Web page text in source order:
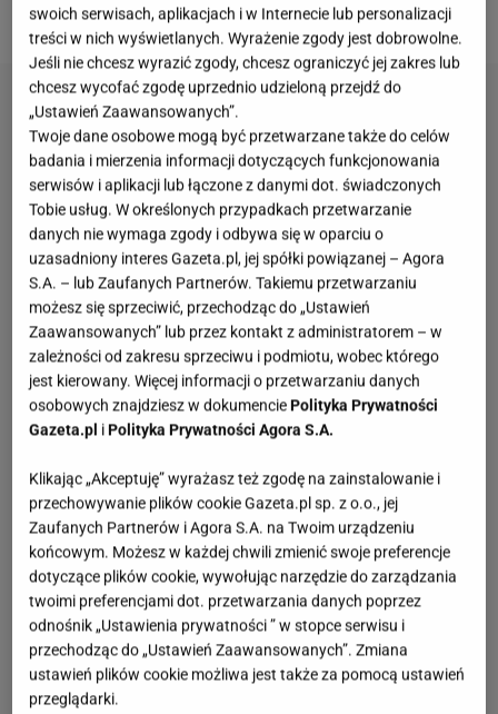
przedziału wiekowego.
swoich serwisach, aplikacjach i w Internecie lub personalizacji
treści w nich wyświetlanych. Wyrażenie zgody jest dobrowolne.
Jeśli nie chcesz wyrazić zgody, chcesz ograniczyć jej zakres lub
chcesz wycofać zgodę uprzednio udzieloną przejdź do
„Ustawień Zaawansowanych”.
Twoje dane osobowe mogą być przetwarzane także do celów
badania i mierzenia informacji dotyczących funkcjonowania
serwisów i aplikacji lub łączone z danymi dot. świadczonych
Tobie usług. W określonych przypadkach przetwarzanie
danych nie wymaga zgody i odbywa się w oparciu o
uzasadniony interes Gazeta.pl, jej spółki powiązanej – Agora
S.A. – lub Zaufanych Partnerów. Takiemu przetwarzaniu
możesz się sprzeciwić, przechodząc do „Ustawień
Zaawansowanych” lub przez kontakt z administratorem – w
zależności od zakresu sprzeciwu i podmiotu, wobec którego
jest kierowany. Więcej informacji o przetwarzaniu danych
osobowych znajdziesz w dokumenciePolityka Prywatności
Gazeta.pl iPolityka Prywatności Agora S.A.
Klikając „Akceptuję” wyrażasz też zgodę na zainstalowanie i
przechowywanie plików cookie Gazeta.pl sp. z o.o., jej
Zaufanych Partnerów i Agora S.A. na Twoim urządzeniu
końcowym. Możesz w każdej chwili zmienić swoje preferencje
dotyczące plików cookie, wywołując narzędzie do zarządzania
twoimi preferencjami dot. przetwarzania danych poprzez
odnośnik „Ustawienia prywatności ” w stopce serwisu i
przechodząc do „Ustawień Zaawansowanych”. Zmiana
ustawień plików cookie możliwa jest także za pomocą ustawień
przeglądarki.